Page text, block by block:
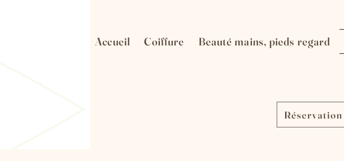
Accueil Coiffure Beauté mains, pieds regard